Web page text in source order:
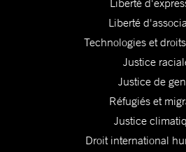
Liberté
Liberté
Technologies et
Justice
Justice de
Réfugiés et
Justice
Droit international